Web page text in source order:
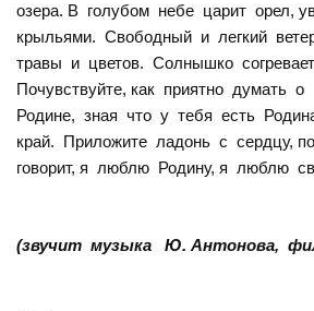
озера. В голубом небе царит орел,
крыльями. Свободный и легкий
травы и цветов. Солнышко
Почувствуйте, как приятно думать
Родине, зная что у тебя есть
край. Приложите ладонь с сердцу,
говорит, я люблю Родину, я люблю
(звучит музыка Ю. Антонова,